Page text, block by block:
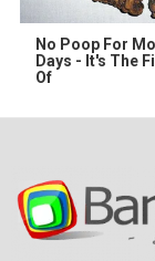
No Poop For
Days - It's The
Of